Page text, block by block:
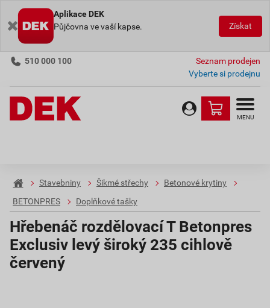
Aplikace DEK
Půjčovna ve vaší kapse.
Získat
510 000 100
Seznam prodejen
Vyberte si prodejnu
MENU
Stavebniny Šikmé střechy
Betonové krytiny
BETONPRES
Doplňkové tašky
Hřebenáč rozdělovací T Betonpres
Exclusiv levý široký 235 cihlově
červený